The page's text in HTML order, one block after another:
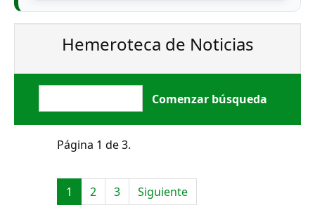
Hemeroteca de Noticias
Página 1 de 3.
1 2 3 Siguiente